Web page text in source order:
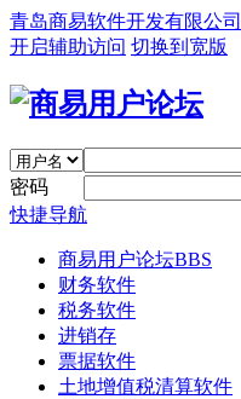
青岛商易软件开发有限公司
开启辅助访问 切换到宽版
密码
快捷导航
商易用户论坛BBS
财务软件
税务软件
进销存
票据软件
土地增值税清算软件